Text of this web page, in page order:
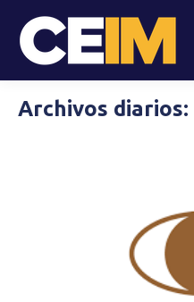
Archivos diarios: